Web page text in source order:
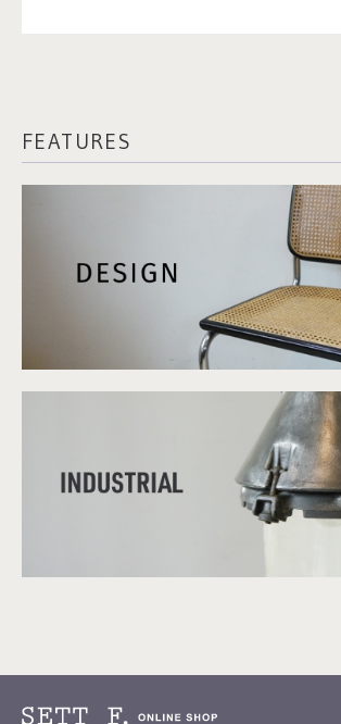
FEATURES